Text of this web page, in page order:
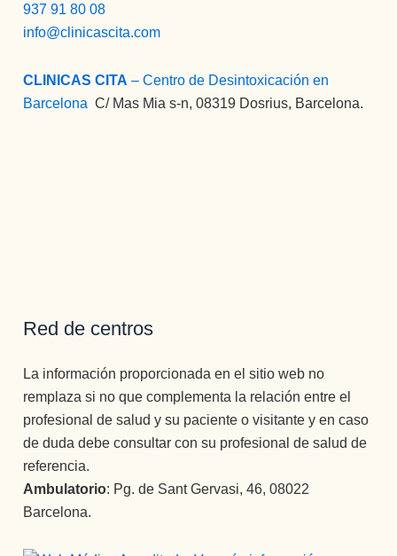
937 91 80 08
info@clinicascita.com
CLINICAS CITA – Centro de Desintoxicación en
Barcelona :C/ Mas Mia s-n, 08319 Dosrius, Barcelona.
Red de centros
La información proporcionada en el sitio web no
remplaza si no que complementa la relación entre el
profesional de salud y su paciente o visitante y en caso
de duda debe consultar con su profesional de salud de
referencia.
Ambulatorio: Pg. de Sant Gervasi, 46, 08022
Barcelona.